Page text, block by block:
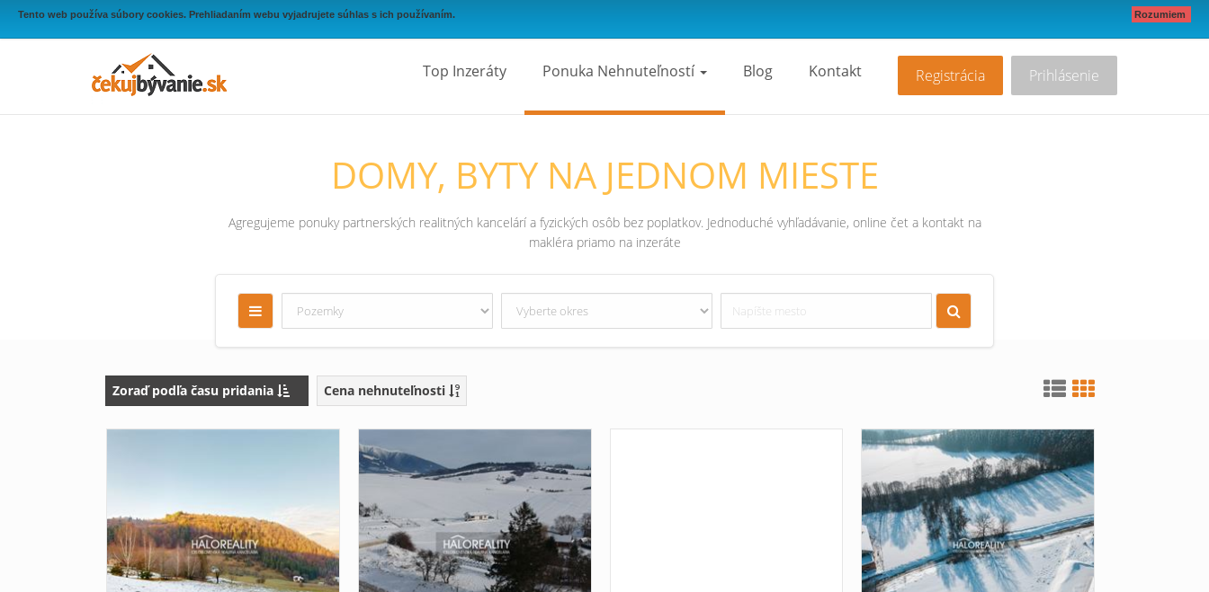
Tento web používa súbory cookies. Prehliadaním webu vyjadrujete súhlas s ich používaním. Rozumiem
Registrácia Prihlásenie
Top Inzeráty Ponuka Nehnuteľností Blog Kontakt
DOMY, BYTY NA JEDNOM MIESTE
Agregujeme ponuky partnerských realitných kancelárí a fyzických osôb bez poplatkov. Jednoduché vyhľadávanie, online čet a kontakt na
makléra priamo na inzeráte
Zoraď podľa času pridania Cena nehnuteľnosti